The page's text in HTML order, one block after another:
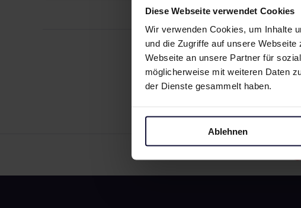
Diese Webseite verwendet Cookies
Wir verwenden Cookies, um Inhalte
und die Zugriffe auf unsere
Webseite an unsere Partner für
möglicherweise mit weiteren Daten
der Dienste gesammelt haben.
Ablehnen